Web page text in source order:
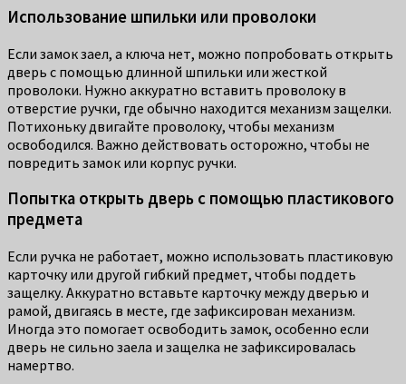
Использование шпильки или проволоки
Если замок заел, а ключа нет, можно попробовать открыть
дверь с помощью длинной шпильки или жесткой
проволоки. Нужно аккуратно вставить проволоку в
отверстие ручки, где обычно находится механизм защелки.
Потихоньку двигайте проволоку, чтобы механизм
освободился. Важно действовать осторожно, чтобы не
повредить замок или корпус ручки.
Попытка открыть дверь с помощью пластикового
предмета
Если ручка не работает, можно использовать пластиковую
карточку или другой гибкий предмет, чтобы поддеть
защелку. Аккуратно вставьте карточку между дверью и
рамой, двигаясь в месте, где зафиксирован механизм.
Иногда это помогает освободить замок, особенно если
дверь не сильно заела и защелка не зафиксировалась
намертво.